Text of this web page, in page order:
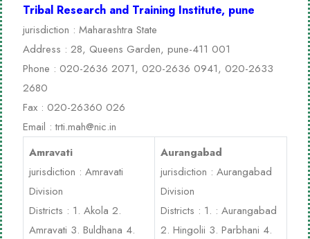
Tribal Research and Training Institute, pune
jurisdiction : Maharashtra State
Address : 28, Queens Garden, pune-411 001
Phone : 020-2636 2071, 020-2636 0941, 020-2633
2680
Fax : 020-26360 026
Email :trti.mah@nic.in
Amravati
jurisdiction : Amravati
Division
Districts : 1. Akola 2.
Amravati 3. Buldhana 4.
Aurangabad
jurisdiction : Aurangabad
Division
Districts : 1. : Aurangabad
2. Hingolii 3. Parbhani 4.